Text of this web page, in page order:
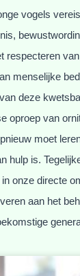
vogels
respecteren
menselijke
deze
oproep van
moet
hulp is.
onze directe
aan het